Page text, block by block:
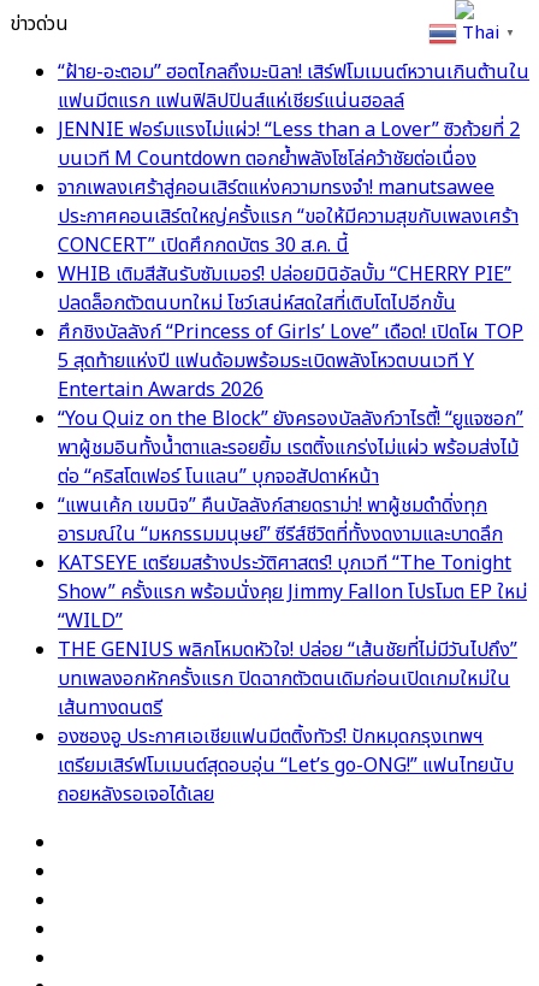
ข่าวด่วน
“ฝ้าย-อะตอม” ฮอตไกลถึงมะนิลา! เสิร์ฟโมเมนต์หวานเกินต้านใน
แฟนมีตแรก แฟนฟิลิปปินส์แห่เชียร์แน่นฮอลล์
JENNIE ฟอร์มแรงไม่แผ่ว! “Less than a Lover” ซิวถ้วยที่ 2
บนเวที M Countdown ตอกย้ำพลังโซโล่คว้าชัยต่อเนื่อง
จากเพลงเศร้าสู่คอนเสิร์ตแห่งความทรงจำ! manutsawee
ประกาศคอนเสิร์ตใหญ่ครั้งแรก “ขอให้มีความสุขกับเพลงเศร้า
CONCERT” เปิดศึกกดบัตร 30 ส.ค. นี้
WHIB เติมสีสันรับซัมเมอร์! ปล่อยมินิอัลบั้ม “CHERRY PIE”
ปลดล็อกตัวตนบทใหม่ โชว์เสน่ห์สดใสที่เติบโตไปอีกขั้น
ศึกชิงบัลลังก์ “Princess of Girls’ Love” เดือด! เปิดโผ TOP
5 สุดท้ายแห่งปี แฟนด้อมพร้อมระเบิดพลังโหวตบนเวที Y
Entertain Awards 2026
“You Quiz on the Block” ยังครองบัลลังก์วาไรตี้! “ยูแจซอก”
พาผู้ชมอินทั้งน้ำตาและรอยยิ้ม เรตติ้งแกร่งไม่แผ่ว พร้อมส่งไม้
ต่อ “คริสโตเฟอร์ โนแลน” บุกจอสัปดาห์หน้า
“แพนเค้ก เขมนิจ” คืนบัลลังก์สายดราม่า! พาผู้ชมดำดิ่งทุก
อารมณ์ใน “มหกรรมมนุษย์” ซีรีส์ชีวิตที่ทั้งงดงามและบาดลึก
KATSEYE เตรียมสร้างประวัติศาสตร์! บุกเวที “The Tonight
Show” ครั้งแรก พร้อมนั่งคุย Jimmy Fallon โปรโมต EP ใหม่
“WILD”
THE GENIUS พลิกโหมดหัวใจ! ปล่อย “เส้นชัยที่ไม่มีวันไปถึง”
บทเพลงอกหักครั้งแรก ปิดฉากตัวตนเดิมก่อนเปิดเกมใหม่ใน
เส้นทางดนตรี
องซองอู ประกาศเอเชียแฟนมีตติ้งทัวร์! ปักหมุดกรุงเทพฯ
เตรียมเสิร์ฟโมเมนต์สุดอบอุ่น “Let’s go-ONG!” แฟนไทยนับ
ถอยหลังรอเจอได้เลย
Thai ▼